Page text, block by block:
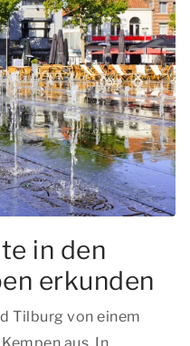
in den
erkunden
Tilburg von einem